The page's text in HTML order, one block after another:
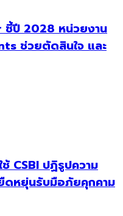
ปี 2028 หน่วยงาน
ช่วยตัดสินใจ และ
CSBI ปฏิรูปความ
ดหยุ่นรับมือภัยคุกคาม